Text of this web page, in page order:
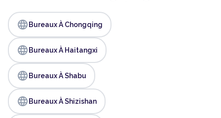
language Bureaux À Chongqing
language Bureaux À Haitangxi
language Bureaux À Shabu
language Bureaux À Shizishan